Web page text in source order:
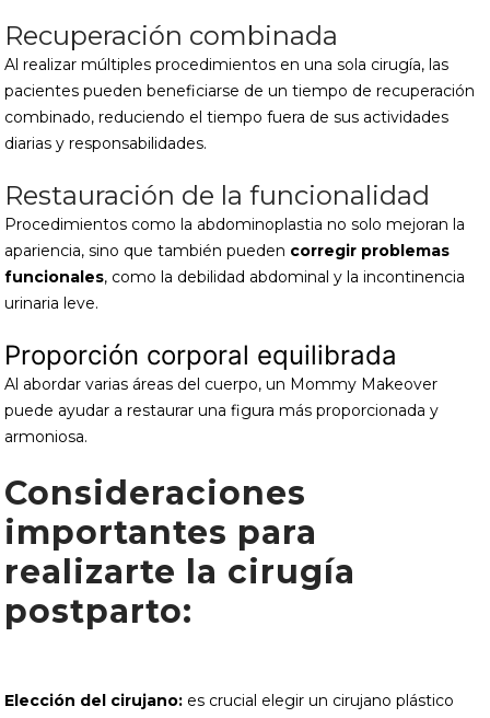
Recuperación combinada
Al realizar múltiples procedimientos en una sola cirugía, las
pacientes pueden beneficiarse de un tiempo de recuperación
combinado, reduciendo el tiempo fuera de sus actividades
diarias y responsabilidades.
Restauración de la funcionalidad
Procedimientos como la abdominoplastia no solo mejoran la
apariencia, sino que también pueden corregir problemas
funcionales, como la debilidad abdominal y la incontinencia
urinaria leve.
Proporción corporal equilibrada
Al abordar varias áreas del cuerpo, un Mommy Makeover
puede ayudar a restaurar una figura más proporcionada y
armoniosa.
Consideraciones
importantes para
realizarte la cirugía
postparto:
Elección del cirujano: es crucial elegir un cirujano plástico